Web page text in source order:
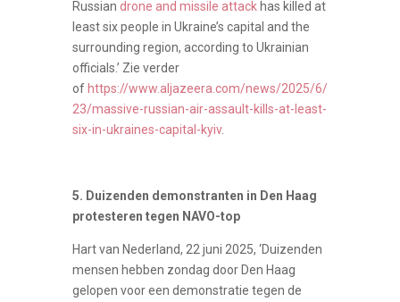
Russian drone and missile attackhas killed at
least six people in Ukraine’s capital and the
surrounding region, according to Ukrainian
officials.’ Zie verder
of https://www.aljazeera.com/news/2025/6/
23/massive-russian-air-assault-kills-at-least-
six-in-ukraines-capital-kyiv.
5. Duizenden demonstranten in Den Haag
protesteren tegen NAVO-top
Hart van Nederland, 22 juni 2025, ‘Duizenden
mensen hebben zondag door Den Haag
gelopen voor een demonstratie tegen de